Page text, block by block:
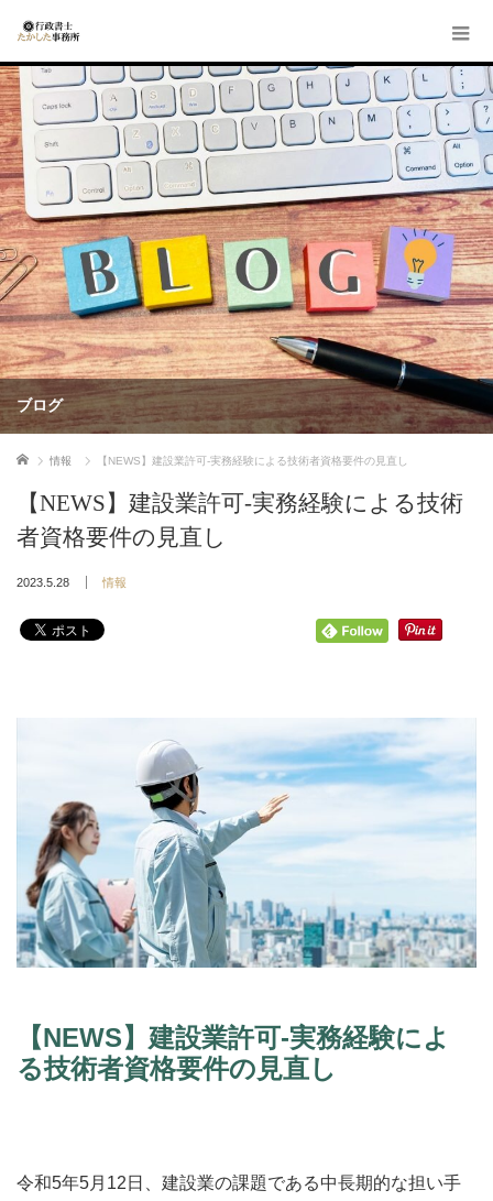
ブログ
ホーム 情報 【NEWS】建設業許可-実務経験による技術者資格要件の見直し
【NEWS】建設業許可-実務経験による技術
者資格要件の見直し
2023.5.28 情報
【NEWS】建設業許可-実務経験によ
る技術者資格要件の見直し
令和5年5月12日、建設業の課題である中長期的な担い手